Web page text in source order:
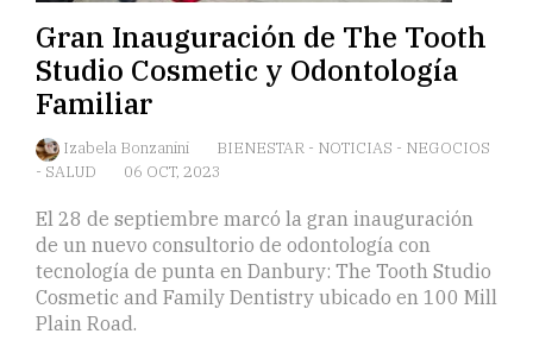
Gran Inauguración de The Tooth
Studio Cosmetic y Odontología
Familiar
Izabela Bonzanini BIENESTAR - NOTICIAS - NEGOCIOS
- SALUD 06 OCT, 2023
El 28 de septiembre marcó la gran inauguración
de un nuevo consultorio de odontología con
tecnología de punta en Danbury: The Tooth Studio
Cosmetic and Family Dentistry ubicado en 100 Mill
Plain Road.